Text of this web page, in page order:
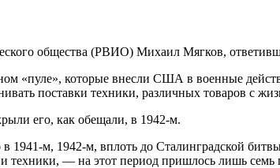
общества (РВИО) Михаил Мягков,
«пуле», которые внесли США в военные
поставки техники, различных товаров с
его, как обещали, в 1942-м.
м, 1942-м, вплоть до Сталинградской
— на этот период пришлось лишь семь